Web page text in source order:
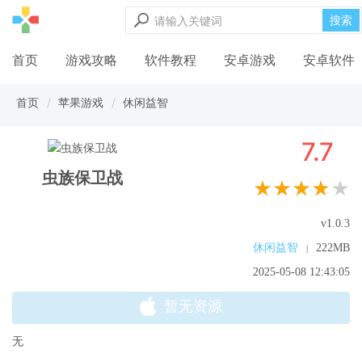
搜索
首页 游戏攻略 软件教程 安卓游戏 安卓软件
首页 苹果游戏 休闲益智
虫族保卫战
7.7
★★★★★
v1.0.3
休闲益智
|
222MB
2025-05-08 12:43:05
暂无资源
无